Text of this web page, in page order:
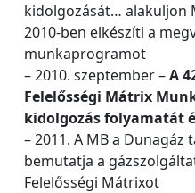
kidolgozását… alakuljon
2010-ben elkészíti a
munkaprogramot
– 2010. szeptember –A
Felelősségi Mátrix
kidolgozás folyamatát
– 2011. A MB a
bemutatja a
Felelősségi Mátrixot